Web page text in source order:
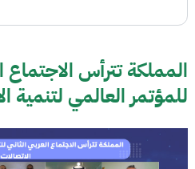
المملكة تترأس الاجتماع
للمؤتمر العالمي لتنمية